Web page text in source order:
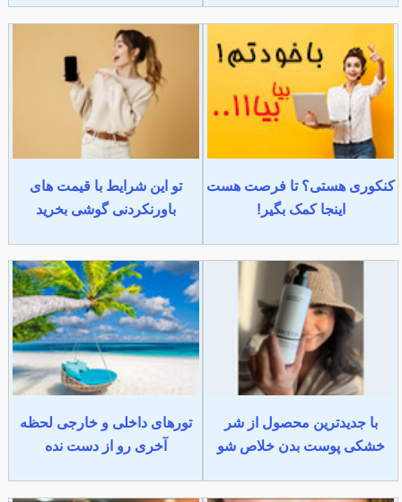
کنکوری هستی؟ تا فرصت هست
اینجا کمک بگیر!
تو این شرایط با قیمت های
باورنکردنی گوشی بخرید
با جدیدترین محصول از شر
خشکی پوست بدن خلاص شو
تورهای داخلی و خارجی لحظه
آخری رو از دست نده